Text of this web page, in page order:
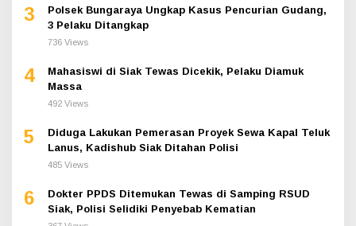
3
Polsek Bungaraya Ungkap Kasus Pencurian Gudang,
3 Pelaku Ditangkap
736 Views
4
Mahasiswi di Siak Tewas Dicekik, Pelaku Diamuk
Massa
492 Views
5
Diduga Lakukan Pemerasan Proyek Sewa Kapal Teluk
Lanus, Kadishub Siak Ditahan Polisi
485 Views
6
Dokter PPDS Ditemukan Tewas di Samping RSUD
Siak, Polisi Selidiki Penyebab Kematian